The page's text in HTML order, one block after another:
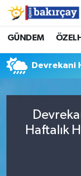
GÜNDEM
Devrekani
Haftalık
İzmir
İzmir Hava
İzmir Trafik